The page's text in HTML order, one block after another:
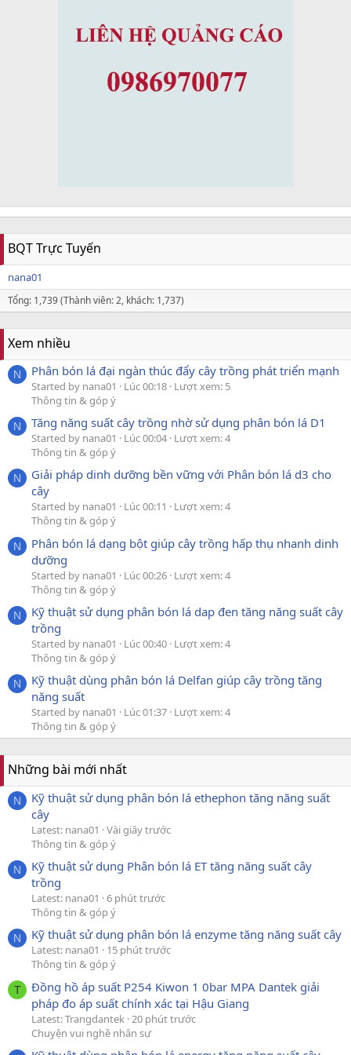
BQT Trực Tuyến
nana01
Tổng: 1,739 (Thành viên: 2, khách: 1,737)
Xem nhiều
N Phân bón lá đại ngàn thúc đẩy cây trồng phát triển mạnh
Started by nana01 Lúc 00:18 Lượt xem: 5
Thông tin & góp ý
N Tăng năng suất cây trồng nhờ sử dụng phân bón lá D1
Started by nana01 Lúc 00:04 Lượt xem: 4
Thông tin & góp ý
N
Giải pháp dinh dưỡng bền vững với Phân bón lá d3 cho
cây
Started by nana01 Lúc 00:11
Lượt xem: 4
Thông tin & góp ý
N
Phân bón lá dạng bột giúp cây trồng hấp thụ nhanh dinh
dưỡng
Started by nana01 Lúc 00:26 Lượt xem: 4
Thông tin & góp ý
N
Kỹ thuật sử dụng phân bón lá dap đen tăng năng suất cây
trồng
Started by nana01 Lúc 00:40 Lượt xem: 4
Thông tin & góp ý
N
Kỹ thuật dùng phân bón lá Delfan giúp cây trồng tăng
năng suất
Started by nana01 Lúc 01:37 Lượt xem: 4
Thông tin & góp ý
Những bài mới nhất
N
Kỹ thuật sử dụng phân bón lá ethephon tăng năng suất
cây
Latest: nana01
Vài giây trước
Thông tin & góp ý
N
Kỹ thuật sử dụng Phân bón lá ET tăng năng suất cây
trồng
Latest: nana01
6 phút trước
Thông tin & góp ý
N Kỹ thuật sử dụng phân bón lá enzyme tăng năng suất cây
Latest: nana01
15 phút trước
Thông tin & góp ý
T
Đồng hồ áp suất P254 Kiwon 1 0bar MPA Dantek giải
pháp đo áp suất chính xác tại Hậu Giang
Latest: Trangdantek 20 phút trước
Chuyện vui nghề nhân sự